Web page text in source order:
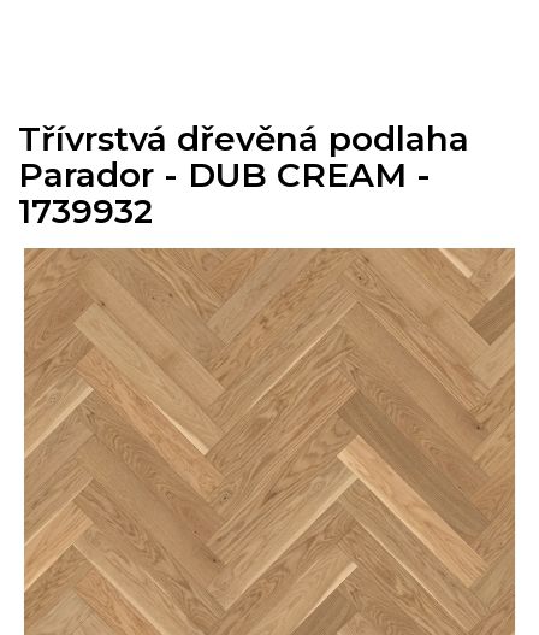
Třívrstvá dřevěná podlaha
Parador - DUB CREAM -
1739932